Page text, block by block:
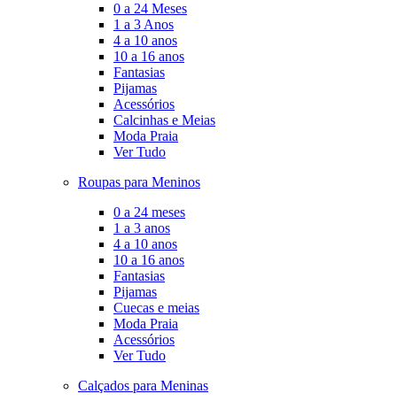
0 a 24 Meses
1 a 3 Anos
4 a 10 anos
10 a 16 anos
Fantasias
Pijamas
Acessórios
Calcinhas e Meias
Moda Praia
Ver Tudo
Roupas para Meninos
0 a 24 meses
1 a 3 anos
4 a 10 anos
10 a 16 anos
Fantasias
Pijamas
Cuecas e meias
Moda Praia
Acessórios
Ver Tudo
Calçados para Meninas